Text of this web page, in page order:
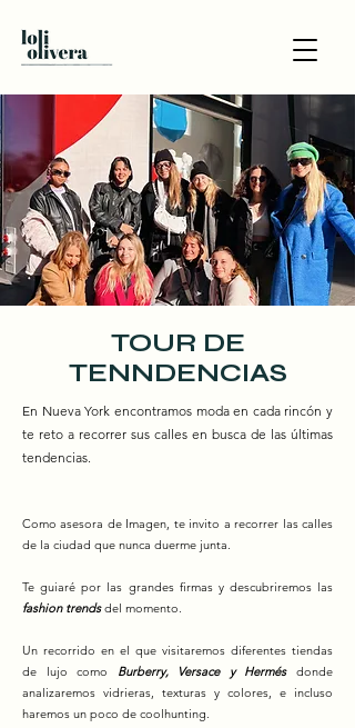
TOUR DE
TENNDENCIAS
En Nueva York encontramos moda en cada rincón y
te reto a recorrer sus calles en busca de las últimas
tendencias.
Como asesora de Imagen, te invito a recorrer las calles
de la ciudad que nunca duerme junta.
Te guiaré por las grandes firmas y descubriremos las
fashion trendsdel momento.
Un recorrido en el que visitaremos diferentes tiendas
de lujo como Burberry, Versace y Hermésdonde
analizaremos vidrieras, texturas y colores, e incluso
haremos un poco de coolhunting.